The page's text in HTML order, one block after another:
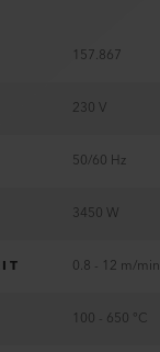
157.867
230 V
50/60 Hz
3450 W
0.8 - 12 m/min
100 - 650 °C